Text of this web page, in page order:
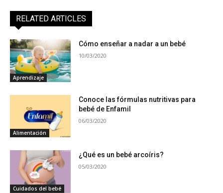
RELATED ARTICLES
Aprendizaje
Cómo enseñar a nadar a un bebé
10/03/2020
Alimentación
Conoce las fórmulas nutritivas para
bebé de Enfamil
06/03/2020
Cuidados del bebé
¿Qué es un bebé arcoíris?
05/03/2020